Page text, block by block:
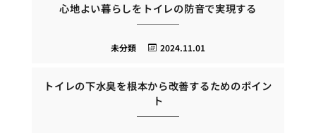
心地よい暮らしをトイレの防音で実現する
2024.11.01
未分類
トイレの下水臭を根本から改善するためのポイン
ト